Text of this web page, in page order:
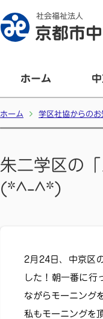
社会福祉法人
京都市
ホーム
ホーム 学区社協からのお
朱二学区の
(*^-^*)
2月24日、中京区
した！朝一番に行
ながらモーニング
私もモーニングを